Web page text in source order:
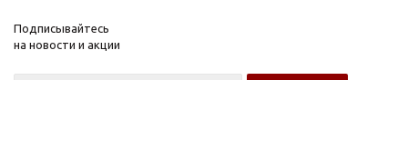
Подписывайтесь
на новости и акции